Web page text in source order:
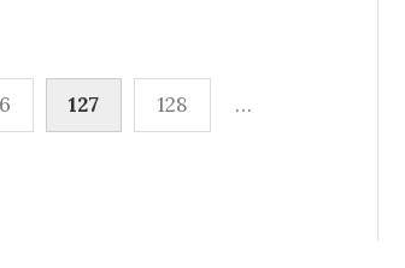
127 128 …